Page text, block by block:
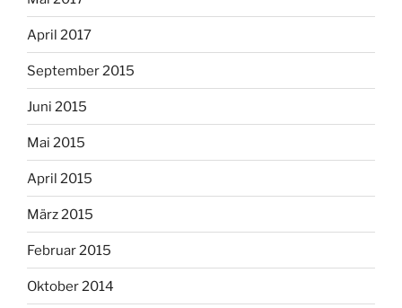
April 2017
September 2015
Juni 2015
Mai 2015
April 2015
März 2015
Februar 2015
Oktober 2014